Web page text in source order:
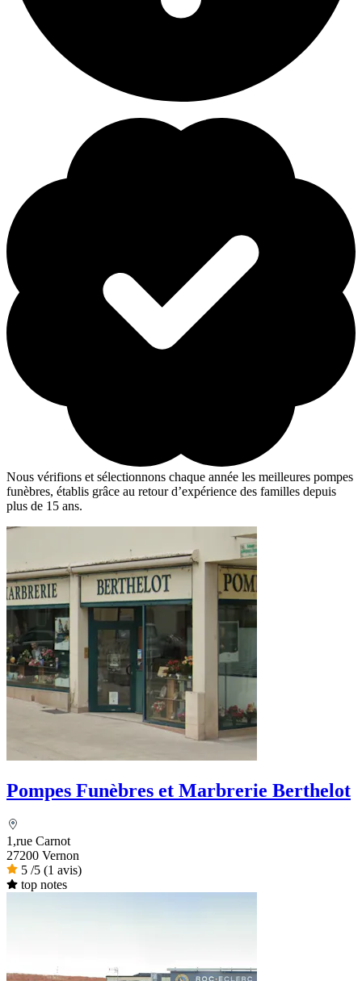
Nous vérifions et sélectionnons chaque année les meilleures pompes
funèbres, établis grâce au retour d’expérience des familles depuis
plus de 15 ans.
Pompes Funèbres et Marbrerie Berthelot
1,rue Carnot
27200 Vernon
5 /5 (1 avis)
top notes